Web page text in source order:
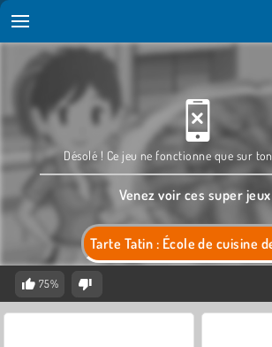
Tarte Tatin : École de cuisine
Désolé ! Ce jeu ne fonctionne que sur
Venez voir ces super jeux
75%